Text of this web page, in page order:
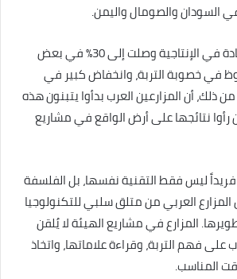
في السودان والصومال واليمن.
النتائج كانت مذهلة. زيادة في الإنتاجية وصلت إلى 30% في بعض
في خصوبة التربة، وانخفاض كبير في
ذلك، أن المزارعين العرب بدأوا يتبنون هذه
رأوا نتائجها على أرض الواقع في مشاريع
ليس فقط التقنية نفسها، بل الفلسفة
العربي من متلق سلبي للتكنولوجيا
المزارع في مشاريع الهيئة لا يُلقن
على فهم التربة، وقراءة علاماتها، واتخاذ
المناسب.